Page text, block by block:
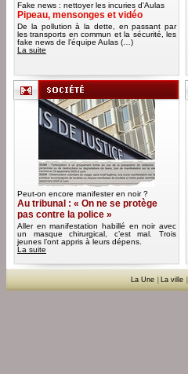
Fake news : nettoyer les incuries d'Aulas
Pipeau, mensonges et vidéo
De la pollution à la dette, en passant par
les transports en commun et la sécurité, les
fake news de l’équipe Aulas (…)
La suite
Peut-on encore manifester en noir ?
Au tribunal : « On ne se protège
pas contre la police »
Aller en manifestation habillé en noir avec
un masque chirurgical, c’est mal. Trois
jeunes l’ont appris à leurs dépens.
La suite
La Une La ville